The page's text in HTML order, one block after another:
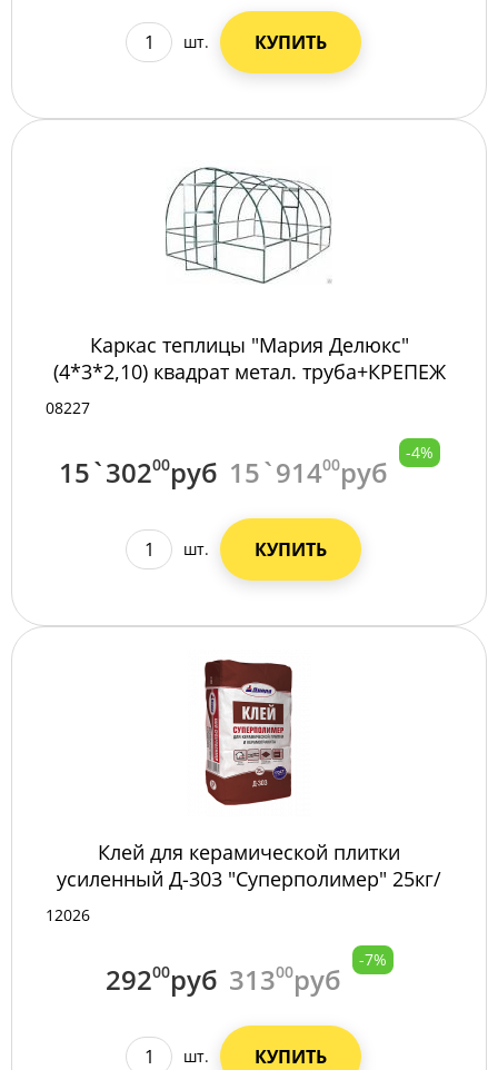
шт. КУПИТЬ
Каркас теплицы "Мария Делюкс"
(4*3*2,10) квадрат метал. труба+КРЕПЕЖ
08227
15`30200руб 15`91400руб
-4%
шт. КУПИТЬ
Клей для керамической плитки
усиленный Д-303 "Суперполимер" 25кг/
12026
29200руб 31300руб
-7%
шт. КУПИТЬ